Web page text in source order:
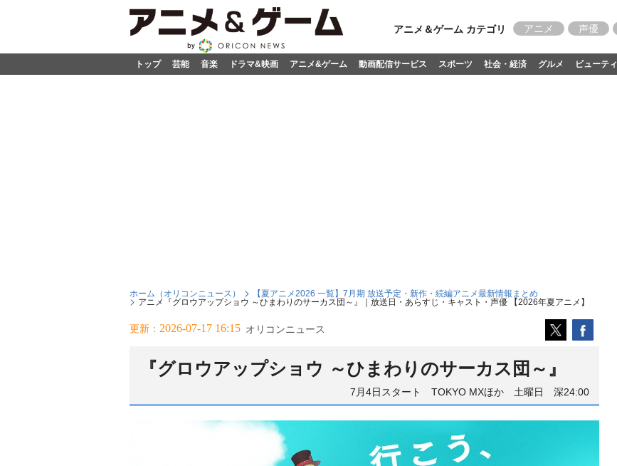
アニメ＆ゲーム カテゴリ アニメ 声優
トップ 芸能 音楽 ドラマ&映画 アニメ&ゲーム 動画配信サービス スポーツ 社会・経済 グルメ ビューティ
ホーム（オリコンニュース）
【夏アニメ2026 一覧】7月期 放送予定・新作・続編アニメ最新情報まとめ
アニメ『グロウアップショウ ～ひまわりのサーカス団～』｜放送日・あらすじ・キャスト・声優 【2026年夏アニメ】
更新： 2026-07-17 16:15 オリコンニュース
『グロウアップショウ ～ひまわりのサーカス団～』
7月4日スタート TOKYO MXほか 土曜日 深24:00